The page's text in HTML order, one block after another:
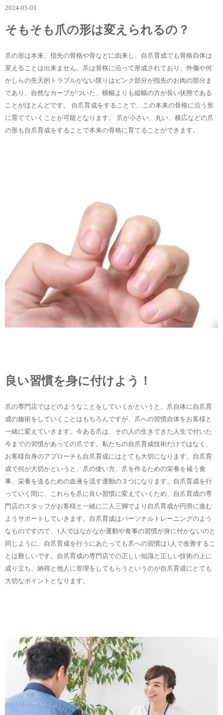
2024-05-01
そもそも爪の形は変えられるの？
爪の形は本来、指先の骨格や骨などに由来し、自爪育成でも骨格自体は
変えることは出来ません。爪は骨格に沿って形成されており、外傷や何
かしらの先天的トラブルがない限りはピンク部分が指先のお肉の部分ま
であり、自然なカーブがついた、横幅よりも縦幅の方が長い状態である
ことがほとんどです。 自爪育成をすることで、この本来の骨格に沿う形
に育てていくことが可能となります。 爪が小さい、丸い、横広などの爪
の形も自爪育成をすることで本来の骨格に育てることができます。
良い習慣を身に付けよう！
爪の専門店ではどのようなことをしていくかというと、爪自体に自爪育
成の施術をしていくことはもちろんですが、爪への習慣自体をお客様と
一緒に変えていきます。今ある爪は、その人の生きてきた人生で付いた
今までの習慣があっての爪です。私たちの自爪育成技術だけではなく、
お客様自身のアプローチも自爪育成にはとても大切になります。自爪育
成で何が大切かというと、爪の使い方、爪を作るための栄養を補う食
事、栄養を送るための血液を流す運動の３つになります。自爪育成を行
っていく間に、これらを爪に良い習慣に変えていくため、自爪育成の専
門店のスタッフがお客様と一緒に二人三脚でより自爪育成が円滑に進む
ようサポートしていきます。自爪育成はパーソナルトレーニングのよう
なものですので、1人ではなかなか運動や食事の習慣が身に付かないのと
同じように、自爪育成を行うにあたっても爪への習慣は1人で改善するこ
とは難しいです。自爪育成の専門店での正しい知識と正しい技術の上に
成り立ち、納得と他人に管理をしてもらうというのが自爪育成にとても
大切なポイントとなります。